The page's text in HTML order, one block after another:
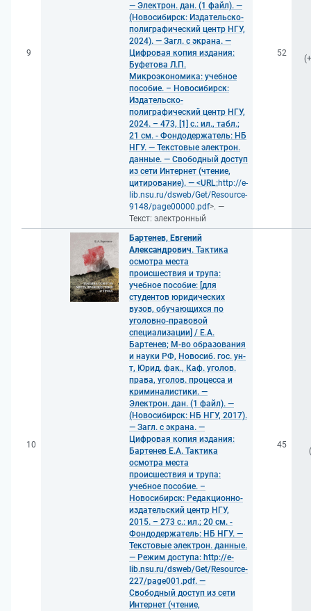
9
— Электрон. дан. (1 файл). —
(Новосибирск: Издательско-
полиграфический центр НГУ,
2024). — Загл. с экрана. —
Цифровая копия издания:
Буфетова Л.П.
Микроэкономика: учебное
пособие. – Новосибирск:
Издательско-
полиграфический центр НГУ,
2024. – 473, [1] с.: ил., табл.;
21 см. - Фондодержатель: НБ
НГУ. — Текстовые электрон.
данные. — Свободный доступ
из сети Интернет (чтение,
цитирование). — <URL:http://e-
lib.nsu.ru/dsweb/Get/Resource-
9148/page00000.pdf>. —
Текст: электронный
52
10
Бартенев, Евгений
Александрович. Тактика
осмотра места
происшествия и трупа:
учебное пособие: [для
студентов юридических
вузов, обучающихся по
уголовно-правовой
специализации] / Е.А.
Бартенев; М-во образования
и науки РФ, Новосиб. гос. ун-
т, Юрид. фак., Каф. уголов.
права, уголов. процесса и
криминалистики. —
Электрон. дан. (1 файл). —
(Новосибирск: НБ НГУ, 2017).
— Загл. с экрана. —
Цифровая копия издания:
Бартенев Е.А. Тактика
осмотра места
происшествия и трупа:
учебное пособие. –
Новосибирск: Редакционно-
издательский центр НГУ,
2015. – 273 с.: ил.; 20 см. -
Фондодержатель: НБ НГУ. —
Текстовые электрон. данные.
— Режим доступа: http://e-
lib.nsu.ru/dsweb/Get/Resource-
227/page001.pdf. —
Свободный доступ из сети
Интернет (чтение,
45